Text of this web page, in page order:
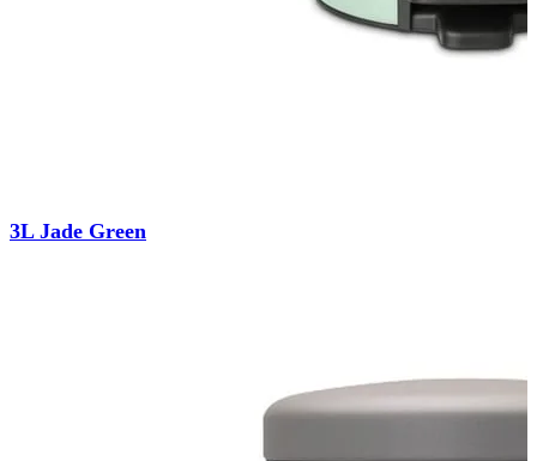
3L Jade Green